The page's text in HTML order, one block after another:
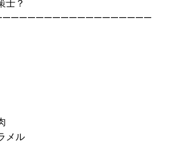
士？
メル